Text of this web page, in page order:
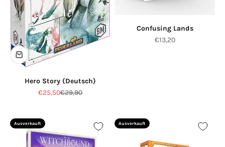
Hero Story (Deutsch)
Angebot
€25,50Regulärer Preis
€29,90
Confusing Lands
Angebot
€13,20
Ausverkauft Ausverkauft